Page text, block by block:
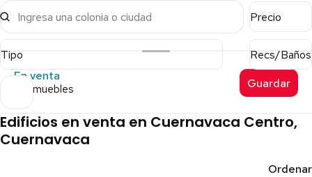
Ingresa una colonia o ciudad Precio
Tipo
Recs/Baños
En venta
13 inmuebles Guardar
Edificios en venta en Cuernavaca Centro,
Cuernavaca
Ordenar